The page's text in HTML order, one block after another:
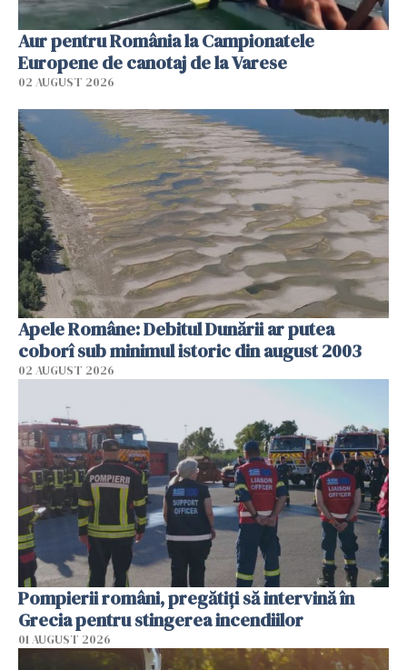
Aur pentru România la Campionatele
Europene de canotaj de la Varese
02 AUGUST 2026
Apele Române: Debitul Dunării ar putea
coborî sub minimul istoric din august 2003
02 AUGUST 2026
Pompierii români, pregătiţi să intervină în
Grecia pentru stingerea incendiilor
01 AUGUST 2026